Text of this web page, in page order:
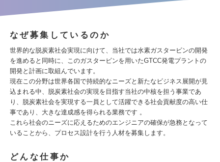
なぜ募集しているのか
世界的な脱炭素社会実現に向けて、当社では水素ガスタービンの開発
を進めると同時に、このガスタービンを用いたGTCC発電プラントの
開発と計画に取組んでいます。
現在この分野は世界各国で持続的なニーズと新たなビジネス展開が見
込まれる中、脱炭素社会の実現を目指す当社の中核を担う事業であ
り、脱炭素社会を実現する一員として活躍できる社会貢献度の高い仕
事であり、大きな達成感を得られる業務です 。
これら社会のニーズに応えるためのエンジニアの確保が急務となって
いることから、プロセス設計を行う人材を募集します。
どんな仕事か